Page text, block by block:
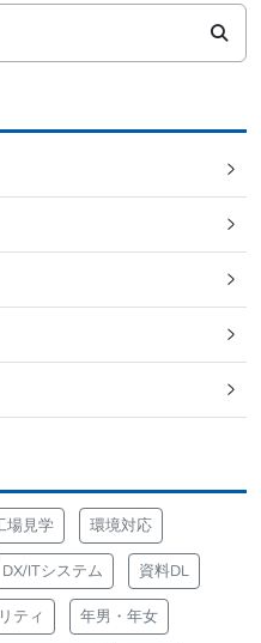
場見学 環境対応
DX/ITシステム 資料DL
ティ 年男・年女